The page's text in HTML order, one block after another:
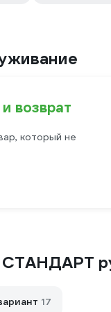
возврат
который не
17